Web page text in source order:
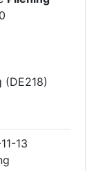
(DE218)
13